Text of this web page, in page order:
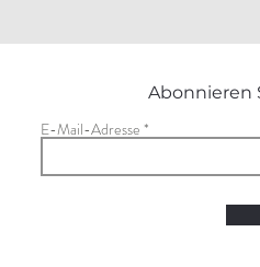
Abonnieren
E-Mail-Adresse